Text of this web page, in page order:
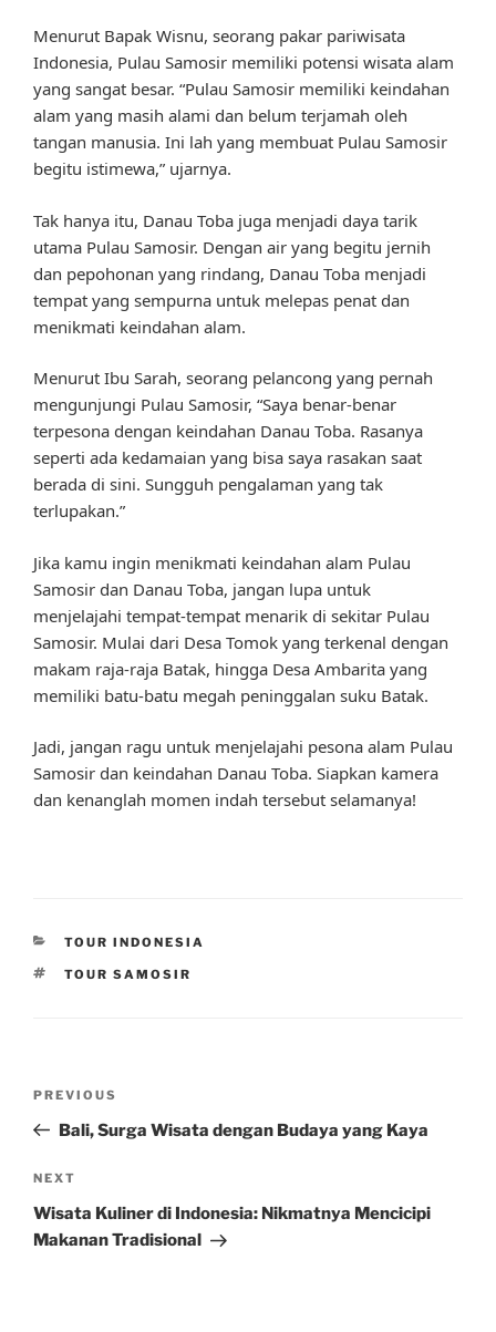
Menurut Bapak Wisnu, seorang pakar pariwisata
Indonesia, Pulau Samosir memiliki potensi wisata alam
yang sangat besar. “Pulau Samosir memiliki keindahan
alam yang masih alami dan belum terjamah oleh
tangan manusia. Ini lah yang membuat Pulau Samosir
begitu istimewa,” ujarnya.
Tak hanya itu, Danau Toba juga menjadi daya tarik
utama Pulau Samosir. Dengan air yang begitu jernih
dan pepohonan yang rindang, Danau Toba menjadi
tempat yang sempurna untuk melepas penat dan
menikmati keindahan alam.
Menurut Ibu Sarah, seorang pelancong yang pernah
mengunjungi Pulau Samosir, “Saya benar-benar
terpesona dengan keindahan Danau Toba. Rasanya
seperti ada kedamaian yang bisa saya rasakan saat
berada di sini. Sungguh pengalaman yang tak
terlupakan.”
Jika kamu ingin menikmati keindahan alam Pulau
Samosir dan Danau Toba, jangan lupa untuk
menjelajahi tempat-tempat menarik di sekitar Pulau
Samosir. Mulai dari Desa Tomok yang terkenal dengan
makam raja-raja Batak, hingga Desa Ambarita yang
memiliki batu-batu megah peninggalan suku Batak.
Jadi, jangan ragu untuk menjelajahi pesona alam Pulau
Samosir dan keindahan Danau Toba. Siapkan kamera
dan kenanglah momen indah tersebut selamanya!
CATEGORIES
TOUR INDONESIA
TAGS
TOUR SAMOSIR
Previous
Post
PREVIOUS
Bali, Surga Wisata dengan Budaya yang Kaya
Next
Post
NEXT
Wisata Kuliner di Indonesia: Nikmatnya Mencicipi
Makanan Tradisional